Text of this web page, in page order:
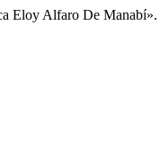
Eloy Alfaro De Manabí».